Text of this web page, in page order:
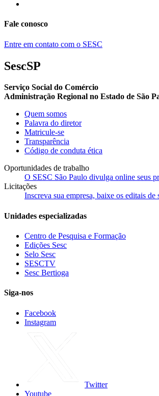
Fale conosco
Entre em contato com o SESC
SescSP
Serviço Social do Comércio
Administração Regional no Estado de São
Quem somos
Palavra do diretor
Matricule-se
Transparência
Código de conduta ética
Oportunidades de trabalho
O SESC São Paulo divulga online seus
Licitações
Inscreva sua empresa, baixe os editais
Unidades especializadas
Centro de Pesquisa e Formação
Edições Sesc
Selo Sesc
SESCTV
Sesc Bertioga
Siga-nos
Facebook
Instagram
Twitter
Youtube